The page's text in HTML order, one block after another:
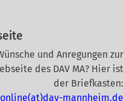
und Anregungen zur
des DAV MA? Hier ist
der Briefkasten:
online(at)dav-mannheim.de